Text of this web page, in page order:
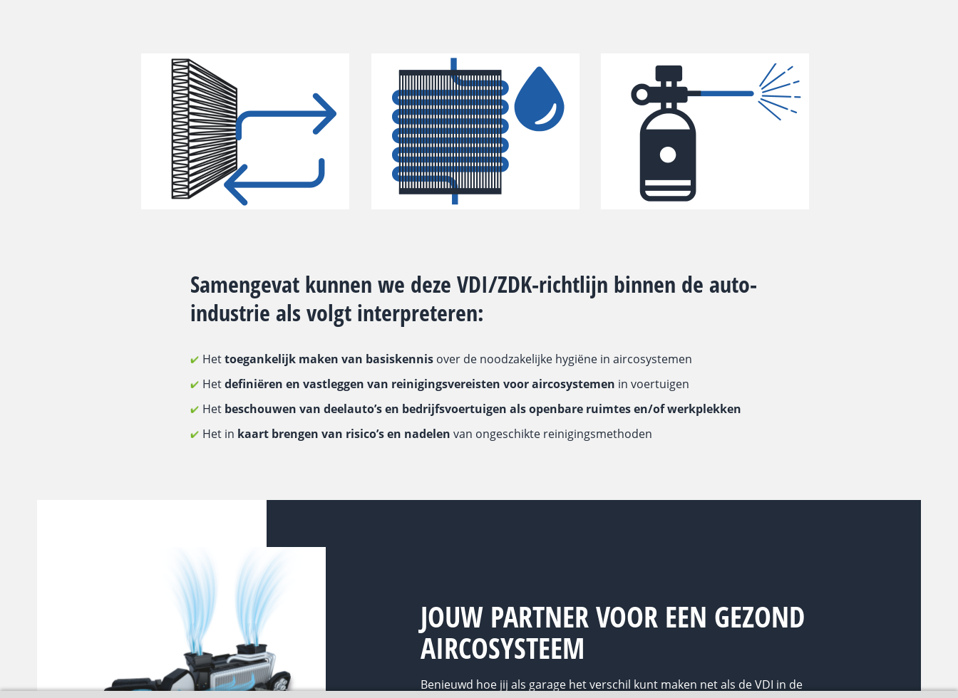
Samengevat kunnen we deze VDI/ZDK-richtlijn binnen de auto-
industrie als volgt interpreteren:
Hettoegankelijk maken van basiskennis over de noodzakelijke hygiëne in aircosystemen
Hetdefiniëren en vastleggen van reinigingsvereisten voor aircosystemen in voertuigen
Het beschouwen van deelauto’s en bedrijfsvoertuigen als openbare ruimtes en/of werkplekken
Het in kaart brengen van risico’s en nadelen van ongeschikte reinigingsmethoden
JOUW PARTNER VOOR EEN GEZOND
AIRCOSYSTEEM
Benieuwd hoe jij als garage het verschil kunt maken net als de VDI in de